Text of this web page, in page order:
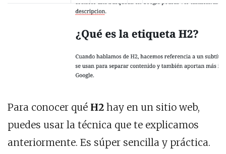
Para conocer qué H2 hay en un sitio web,
puedes usar la técnica que te explicamos
anteriormente. Es súper sencilla y práctica.